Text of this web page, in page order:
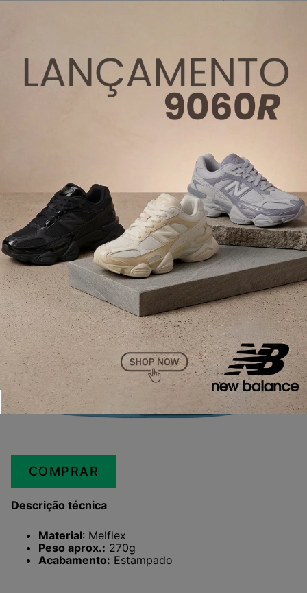
divertido e estampado com o tema doLittle Stitch,
ou dias em casa, ela une conforto e estilo em um
único calçado.
, material exclusivo da Melissa, a
sandália oferece leveza, durabilidade e um encaixe
confortável nos pés das crianças. Pesando apenas
COMPRAR
Descrição técnica
Material: Melflex
Peso aprox.: 270g
Acabamento: Estampado